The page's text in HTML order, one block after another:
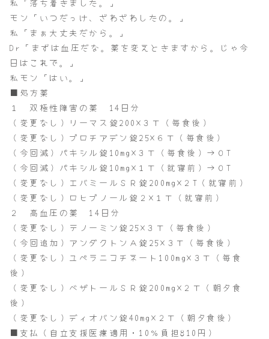
モン「いつだっけ、ざわざわしたの。」
私「まぁ大丈夫だから。」
Dr「まずは血圧だな。薬を変えときますから。じゃ今
日はこれで。」
私モン「はい。」
■処方薬
１ 双極性障害の薬 14日分
（変更なし）リーマス錠200×３Ｔ（毎食後）
（変更なし）プロチアデン錠25×６Ｔ（毎食後）
（今回減）パキシル錠10mg×３Ｔ（毎食後）→０T
（今回減）パキシル錠10mg×１Ｔ（就寝前）→０T
（変更なし）エバミールＳＲ錠200mg×２T（就寝前）
（変更なし）ロヒプノール錠２×１Ｔ（就寝前）
２ 高血圧の薬 14日分
（変更なし）テノーミン錠25×３Ｔ（毎食後）
（今回追加）アンダクトンＡ錠25×３Ｔ（毎食後）
（変更なし）ユペラニコチネート100mg×３Ｔ（毎食
後）
（変更なし）ベザトールＳＲ錠200mg×２Ｔ（朝夕食
後）
（変更なし）ディオバン錠40mg×２Ｔ（朝夕食後）
■支払（自立支援医療適用・10％負担810円）